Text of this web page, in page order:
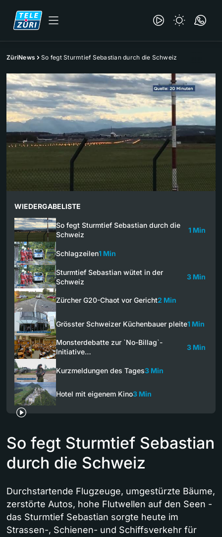
ZüriNews So fegt Sturmtief Sebastian durch die Schweiz
WIEDERGABELISTE
So fegt Sturmtief Sebastian durch die
Schweiz
1 Min
Schlagzeilen1 Min
Sturmtief Sebastian wütet in der
Schweiz
3 Min
Zürcher G20-Chaot vor Gericht2 Min
Grösster Schweizer Küchenbauer pleite1 Min
Monsterdebatte zur `No-Billag`-
Initiative…
3 Min
Kurzmeldungen des Tages3 Min
Hotel mit eigenem Kino3 Min
So fegt Sturmtief Sebastian
durch die Schweiz
Durchstartende Flugzeuge, umgestürzte Bäume,
zerstörte Autos, hohe Flutwellen auf den Seen -
das Sturmtief Sebastian sorgte heute im
Strassen-, Schienen- und Schiffsverkehr für